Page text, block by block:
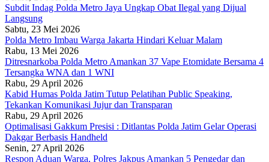
Subdit Indag Polda Metro Jaya Ungkap Obat Ilegal yang Dijual
Langsung
Sabtu, 23 Mei 2026
Polda Metro Imbau Warga Jakarta Hindari Keluar Malam
Rabu, 13 Mei 2026
Ditresnarkoba Polda Metro Amankan 37 Vape Etomidate Bersama 4
Tersangka WNA dan 1 WNI
Rabu, 29 April 2026
Kabid Humas Polda Jatim Tutup Pelatihan Public Speaking,
Tekankan Komunikasi Jujur dan Transparan
Rabu, 29 April 2026
Optimalisasi Gakkum Presisi : Ditlantas Polda Jatim Gelar Operasi
Dakgar Berbasis Handheld
Senin, 27 April 2026
Respon Aduan Warga, Polres Jakpus Amankan 5 Pengedar dan